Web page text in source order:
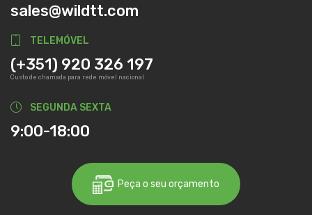
sales@wildtt.com
TELEMÓVEL
(+351) 920 326 197
Custo de chamada para rede móvel nacional
SEGUNDA SEXTA
9:00-18:00
Peça o seu orçamento